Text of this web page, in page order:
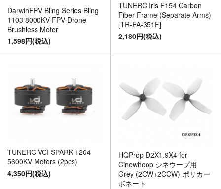
DarwinFPV Bling Series Bling
1103 8000KV FPV Drone
Brushless Motor
1,598円(税込)
TUNERC Iris F154 Carbon
Fiber Frame (Separate Arms)
[TR-FA-351F]
2,180円(税込)
TUNERC VCI SPARK 1204
5600KV Motors (2pcs)
4,350円(税込)
HQProp D2X1.9X4 for
Cinewhoop シネウープ用
Grey (2CW+2CCW)-ポリカー
ボネート